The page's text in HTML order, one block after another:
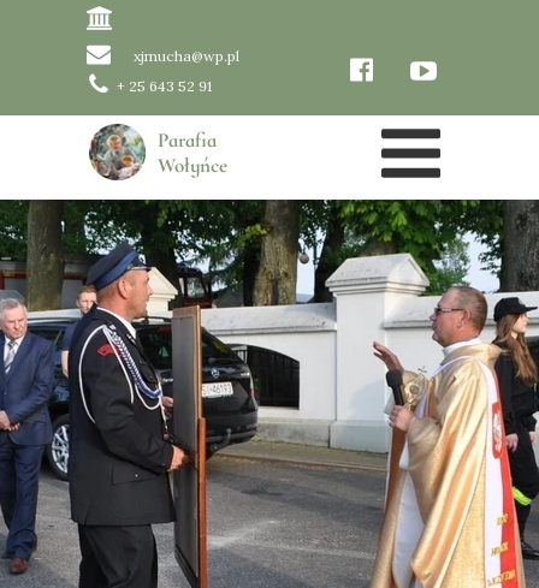
xjmucha@wp.pl
+ 25 643 52 91
Parafia
Wołyńce